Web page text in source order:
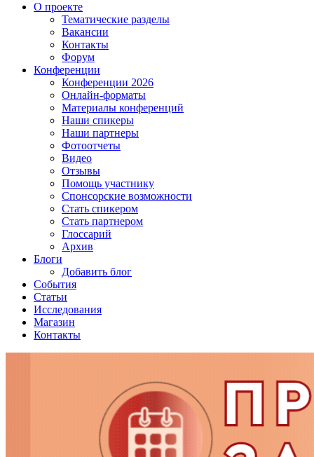
О проекте
Тематические разделы
Вакансии
Контакты
Форум
Конференции
Конференции 2026
Онлайн-форматы
Материалы конференций
Наши спикеры
Наши партнеры
Фотоотчеты
Видео
Отзывы
Помощь участнику
Спонсорские возможности
Стать спикером
Стать партнером
Глоссарий
Архив
Блоги
Добавить блог
События
Статьи
Исследования
Магазин
Контакты